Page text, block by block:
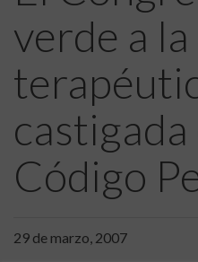
verde a
castigada
Código
29 de marzo, 2007